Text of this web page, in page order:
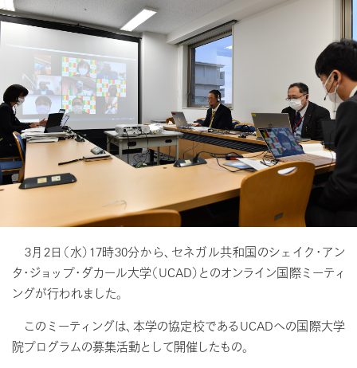
3月2日（水）17時30分から、セネガル共和国のシェイク・アン
タ・ジョップ・ダカール大学（UCAD）とのオンライン国際ミーティ
ングが行われました。
このミーティングは、本学の協定校であるUCADへの国際大学
院プログラムの募集活動として開催したもの。